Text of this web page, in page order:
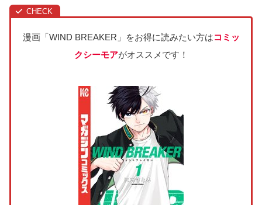
漫画「WIND BREAKER」をお得に読みたい方はコミッ
クシーモアがオススメです！